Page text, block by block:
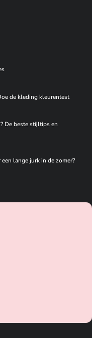
de kleding kleurentest
De beste stijltips en
lange jurk in de zomer?